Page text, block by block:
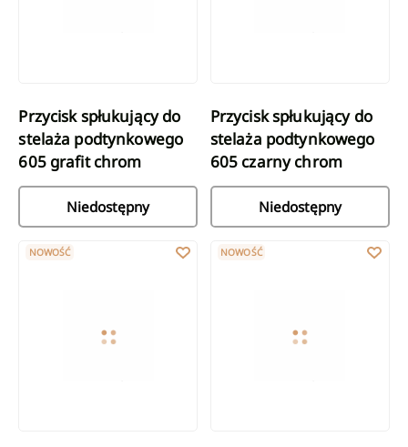
Przycisk spłukujący do
stelaża podtynkowego
605 grafit chrom
Niedostępny
Przycisk spłukujący do
stelaża podtynkowego
605 czarny chrom
Niedostępny
Przycisk spłukujący do stelaża podtynkowego 605 biały chrom
NOWOŚĆ Miska WC podwieszana Tavro
NOWOŚĆ